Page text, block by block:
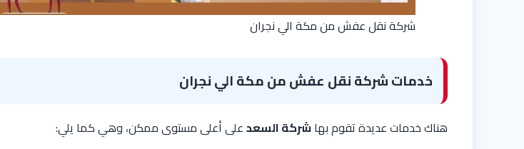
شركة نقل عفش من مكة الي نجران
خدمات شركة نقل عفش من مكة الي نجران
هناك خدمات عديدة تقوم بهاشركة السعدعلى أعلى مستوى ممكن، وهي كما يلي: